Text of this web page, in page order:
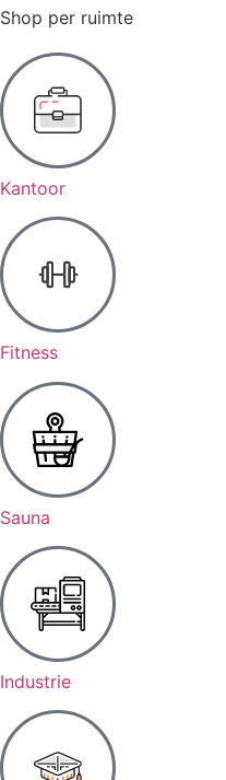
Shop per ruimte
Kantoor
Fitness
Sauna
Industrie